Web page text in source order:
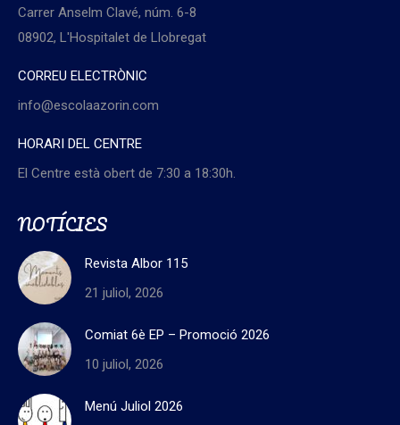
Carrer Anselm Clavé, núm. 6-8
08902, L'Hospitalet de Llobregat
CORREU ELECTRÒNIC
info@escolaazorin.com
HORARI DEL CENTRE
El Centre està obert de 7:30 a 18:30h.
NOTÍCIES
Revista Albor 115
21 juliol, 2026
Comiat 6è EP – Promoció 2026
10 juliol, 2026
Menú Juliol 2026